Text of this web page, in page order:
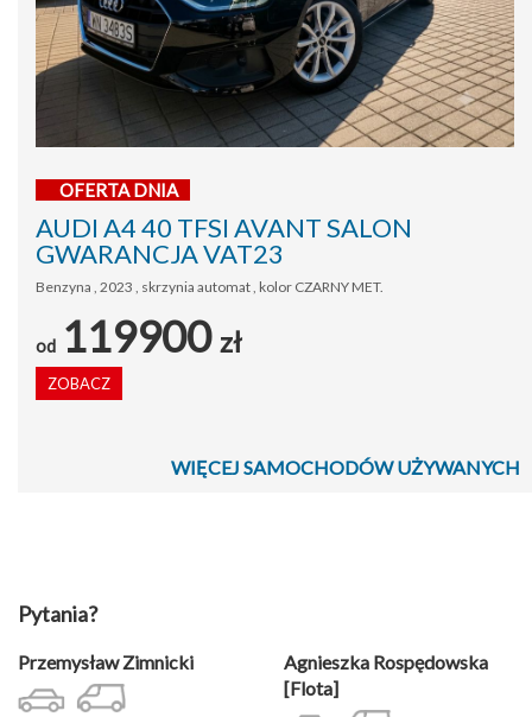
OFERTA DNIA
AUDI A4 40 TFSI AVANT SALON
GWARANCJA VAT23
Benzyna , 2023 , skrzynia automat , kolor CZARNY MET.
od 119900 zł
ZOBACZ
WIĘCEJ SAMOCHODÓW UŻYWANYCH
Pytania?
Przemysław Zimnicki
Agnieszka Rospędowska
[Flota]